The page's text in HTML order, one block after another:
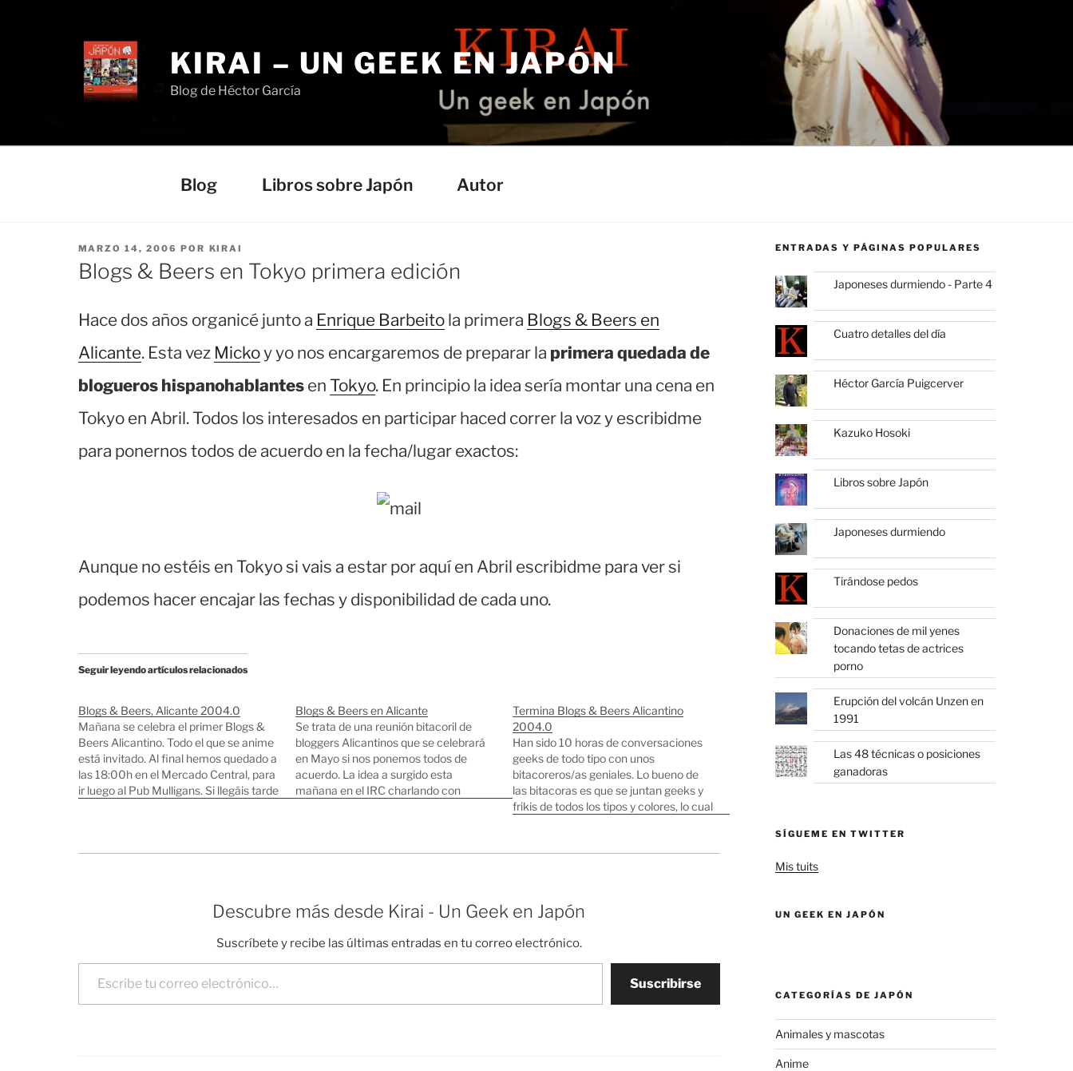
KIRAI – UN GEEK EN JAPÓN
Blog de Héctor García
Blog Libros sobre Japón Autor
PUBLICADO
EL
MARZO 14, 2006 POR KIRAI
Blogs & Beers en Tokyo primera edición
Hace dos años organicé junto a Enrique Barbeitola primera Blogs & Beers en
Alicante. Esta vez Mickoy yo nos encargaremos de preparar la primera quedada de
blogueros hispanohablantesen Tokyo. En principio la idea sería montar una cena en
Tokyo en Abril. Todos los interesados en participar haced correr la voz y escribidme
para ponernos todos de acuerdo en la fecha/lugar exactos:
Aunque no estéis en Tokyo si vais a estar por aquí en Abril escribidme para ver si
podemos hacer encajar las fechas y disponibilidad de cada uno.
Seguir leyendo artículos relacionados
Blogs & Beers, Alicante 2004.0
Mañana se celebra el primer Blogs &
Beers Alicantino. Todo el que se anime
está invitado. Al final hemos quedado a
las 18:00h en el Mercado Central, para
ir luego al Pub Mulligans. Si llegáis tarde
Blogs & Beers en Alicante
Se trata de una reunión bitacoril de
bloggers Alicantinos que se celebrará
en Mayo si nos ponemos todos de
acuerdo. La idea a surgido esta
mañana en el IRC charlando con
vuelva cuanto antes, muchos ánimos.
Termina Blogs & Beers Alicantino
2004.0
Han sido 10 horas de conversaciones
geeks de todo tipo con unos
bitacoreros/as geniales. Lo bueno de
las bitacoras es que se juntan geeks y
frikis de todos los tipos y colores, lo cual
las fotos y las…
Descubre más desde Kirai - Un Geek en Japón
Suscríbete y recibe las últimas entradas en tu correo electrónico.
Escribe tu correo electrónico…
Suscribirse
ENTRADAS Y PÁGINAS POPULARES
Japoneses durmiendo - Parte 4
Cuatro detalles del día
Héctor García Puigcerver
Kazuko Hosoki
Libros sobre Japón
Japoneses durmiendo
Tirándose pedos
Donaciones de mil yenes
tocando tetas de actrices
porno
Erupción del volcán Unzen en
1991
Las 48 técnicas o posiciones
ganadoras
SÍGUEME EN TWITTER
Mis tuits
UN GEEK EN JAPÓN
CATEGORÍAS DE JAPÓN
Animales y mascotas
Anime